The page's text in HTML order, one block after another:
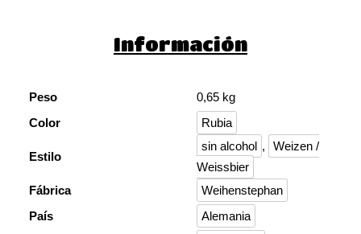
Información
Peso
0,65 kg
Color
Rubia
Estilo
sin alcohol ,
Weizen /
Weissbier
Fábrica
Weihenstephan
País
Alemania